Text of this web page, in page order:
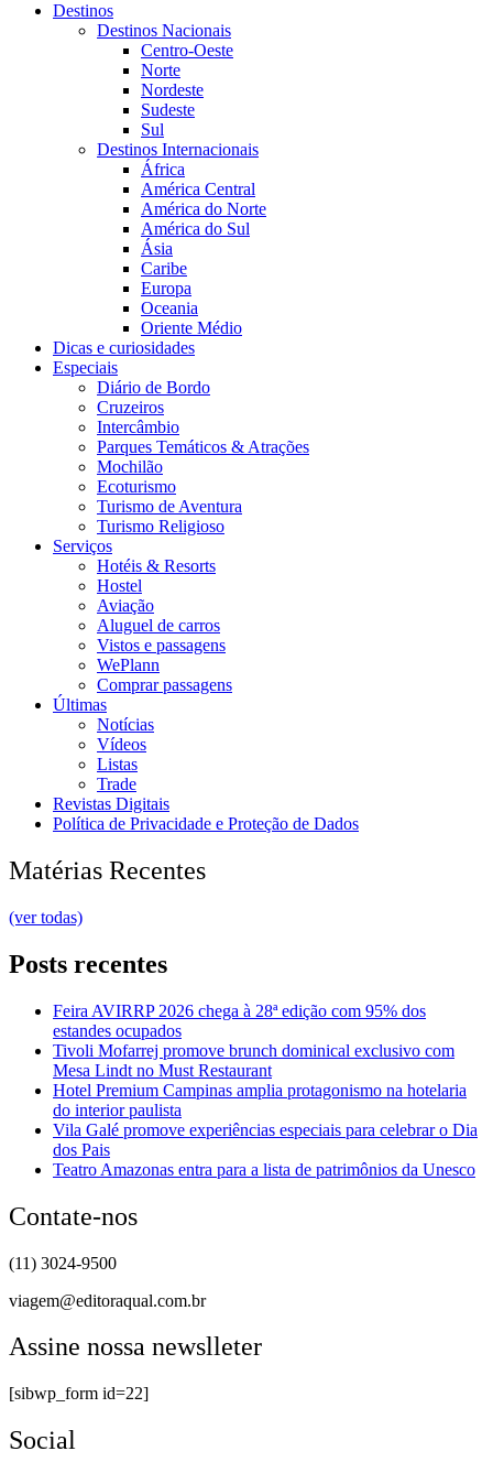
Destinos
Destinos Nacionais
Centro-Oeste
Norte
Nordeste
Sudeste
Sul
Destinos Internacionais
África
América Central
América do Norte
América do Sul
Ásia
Caribe
Europa
Oceania
Oriente Médio
Dicas e curiosidades
Especiais
Diário de Bordo
Cruzeiros
Intercâmbio
Parques Temáticos & Atrações
Mochilão
Ecoturismo
Turismo de Aventura
Turismo Religioso
Serviços
Hotéis & Resorts
Hostel
Aviação
Aluguel de carros
Vistos e passagens
WePlann
Comprar passagens
Últimas
Notícias
Vídeos
Listas
Trade
Revistas Digitais
Política de Privacidade e Proteção de Dados
Matérias Recentes
(ver todas)
Posts recentes
Feira AVIRRP 2026 chega à 28ª edição com 95% dos
estandes ocupados
Tivoli Mofarrej promove brunch dominical exclusivo com
Mesa Lindt no Must Restaurant
Hotel Premium Campinas amplia protagonismo na hotelaria
do interior paulista
Vila Galé promove experiências especiais para celebrar o Dia
dos Pais
Teatro Amazonas entra para a lista de patrimônios da Unesco
Contate-nos
(11) 3024-9500
viagem@editoraqual.com.br
Assine nossa newslleter
[sibwp_form id=22]
Social